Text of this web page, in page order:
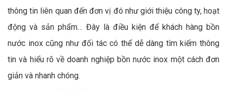
thông tin liên quan đến đơn vị đó như giới thiệu công ty, hoạt
động và sản phẩm… Đây là điều kiện để khách hàng bồn
nước inox cũng như đối tác có thể dễ dàng tìm kiếm thông
tin và hiểu rõ về doanh nghiệp bồn nước inox một cách đơn
giản và nhanh chóng.